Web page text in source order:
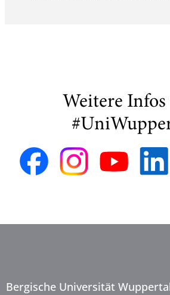
Weitere Infos
Bergische Universität